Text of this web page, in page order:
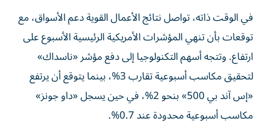
في الوقت ذاته، تواصل نتائج الأعمال القوية دعم الأسواق، مع
توقعات بأن تنهي المؤشرات الأمريكية الرئيسية الأسبوع على
ارتفاع. وتتجه أسهم التكنولوجيا إلى دفع مؤشر «ناسداك»
لتحقيق مكاسب أسبوعية تقارب 3%، بينما يتوقع أن يرتفع
«إس آند بي 500» بنحو 2%، في حين يسجل «داو جونز»
مكاسب أسبوعية محدودة عند 0.7%.